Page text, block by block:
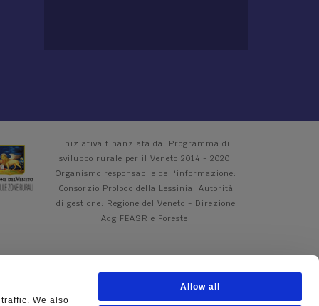
We also
Allow all
Iniziativa finanziata dal Programma di
sviluppo rurale per il Veneto 2014 - 2020.
Organismo responsabile dell'informazione:
Consorzio Proloco della Lessinia. Autorità
di gestione: Regione del Veneto - Direzione
Adg FEASR e Foreste.